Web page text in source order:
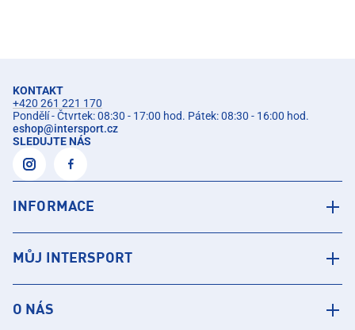
KONTAKT
+420 261 221 170
Pondělí - Čtvrtek: 08:30 - 17:00 hod. Pátek: 08:30 - 16:00 hod.
eshop@intersport.cz
SLEDUJTE NÁS
INFORMACE
MŮJ INTERSPORT
O NÁS